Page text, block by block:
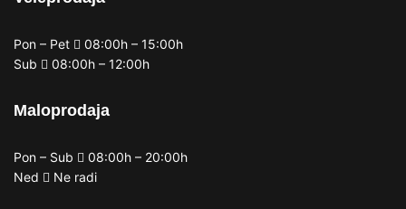
Pon – Pet
08:00h – 15:00h
Sub
08:00h – 12:00h
Maloprodaja
Pon – Sub
08:00h – 20:00h
Ned
Ne radi